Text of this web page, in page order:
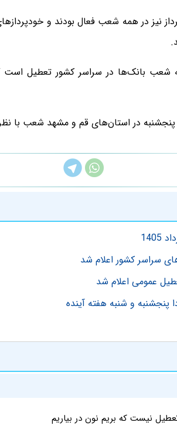
نیز در همه شعب فعال بودند و
شعب بانک‌ها در سراسر کشور تعطیل
در استان‌های قم و مشهد شعب با نظر
عمومی اعلام شد
پنجشنبه و شنبه هفته آینده
نیست که بریم نون در بیاریم